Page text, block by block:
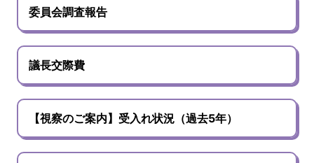
委員会調査報告
議長交際費
【視察のご案内】受入れ状況（過去5年）